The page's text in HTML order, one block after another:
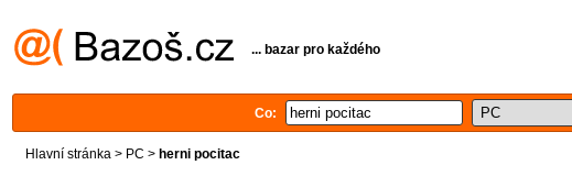
... bazar pro každého
Co:
Hlavní stránka > PC > herni pocitac